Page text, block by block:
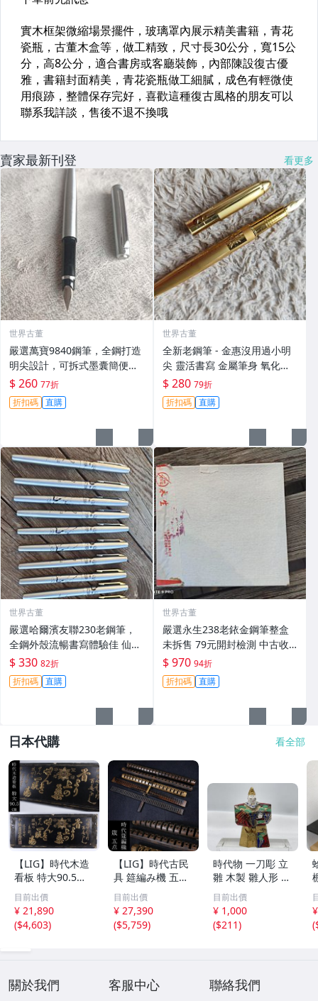
賣家最新刊登 看更多
世界古董
嚴選萬寶9840鋼筆，全鋼打造
明尖設計，可拆式墨囊簡便維
護。日用推薦收藏佳品，詳細
請見圖片。 萬寶 鋼筆 雕花
$ 260 77折
折扣碼 直購
世界古董
全新老鋼筆 - 金惠沒用過小明
尖 靈活書寫 金屬筆身 氧化痕
輕 小朋友收藏禮物 愛拼才會贏
筆身氧化痕跡 優質鋼筆
$ 280 79折
折扣碼 直購
世界古董
嚴選哈爾濱友聯230老鋼筆，
全鋼外殼流暢書寫體驗佳 仙鶴
圖案祥雲紋飾 老壇收藏佳品 銥
售中 筆尖銥粒 鋼筆 友聯230
仙鶴
$ 330 82折
折扣碼 直購
世界古董
嚴選永生238老銥金鋼筆整盒
未拆售 79元開封檢測 中古收
藏推薦 鋉絲鋼筆 永生鋼筆 原
廠鋼筆
$ 970 94折
折扣碼 直購
日本代購 看全部
【LIG】時代木造
看板 特大90.5㎝
金彩 本舗 高田徳
左衛門 古美術品
2606.676
目前出價
¥ 21,890
($4,603)
【LIG】時代古民
具 筵編み機 五点
むしろ編み 筬 お
さ 農具 古道具 26
04.458
目前出價
¥ 27,390
($5,759)
時代物 一刀彫 立
雛 木製 雛人形 木
彫彩色 小型 2.2×
3.5×H5.7cm ひな
祭り 郷土玩具 木
工芸 置物 木彫人
目前出價
¥ 1,000
($211)
(
關於我們 客服中心 聯絡我們